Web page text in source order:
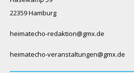
22359 Hamburg
heimatecho-redaktion@gmx.de
heimatecho-veranstaltungen@gmx.de